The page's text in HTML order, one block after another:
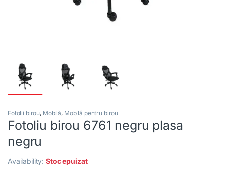
Fotolii birou, Mobilă, Mobilă pentru birou
Fotoliu birou 6761 negru plasa
negru
Availability:Stoc epuizat